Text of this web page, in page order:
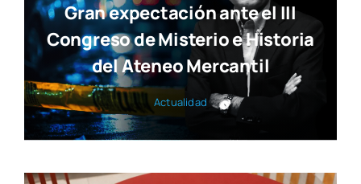
Gran expectación ante el III
Congreso de Misterio e Historia
del Ateneo Mercantil
Actua­li­dad